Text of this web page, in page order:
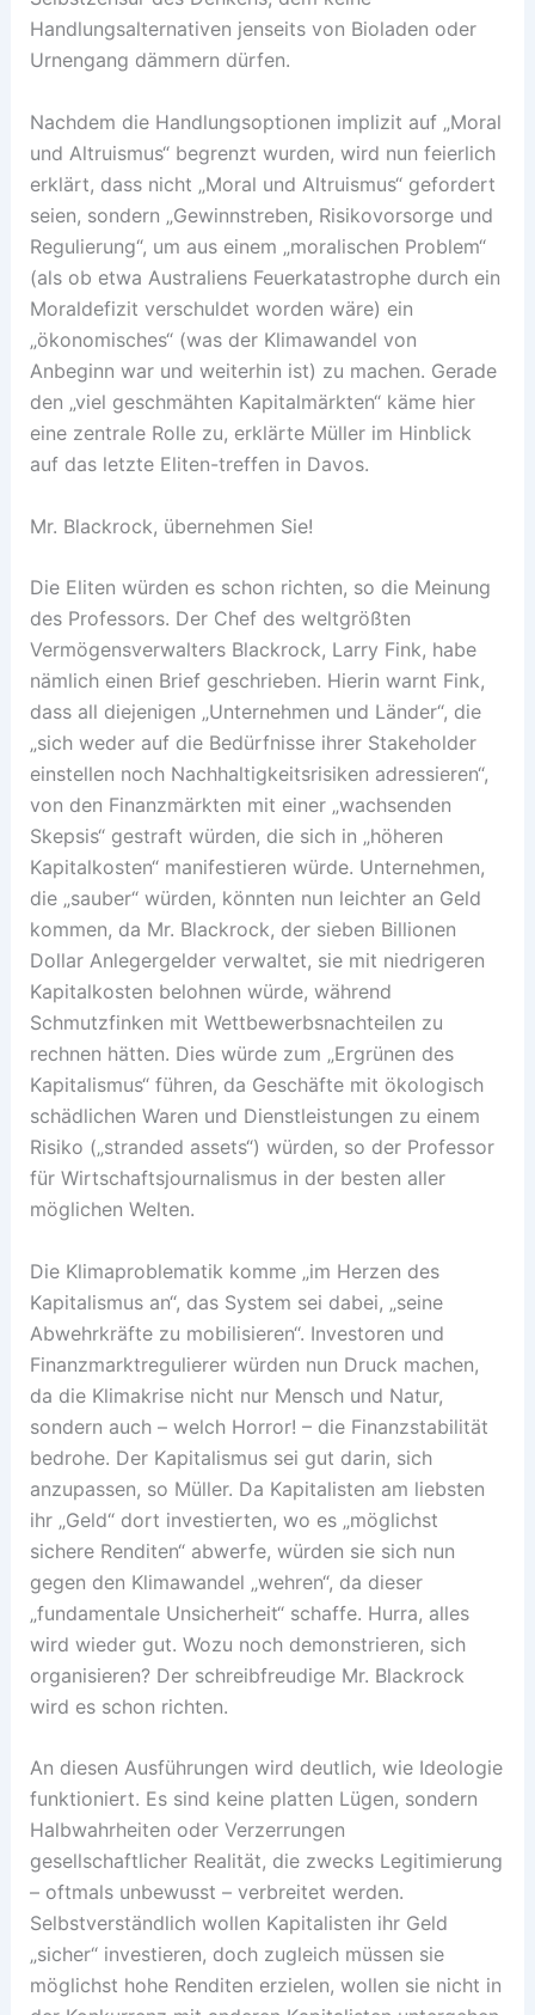
Handlungsalternativen jenseits von Bioladen oder
Urnengang dämmern dürfen.
Nachdem die Handlungsoptionen implizit auf „Moral
und Altruismus“ begrenzt wurden, wird nun feierlich
erklärt, dass nicht „Moral und Altruismus“ gefordert
seien, sondern „Gewinnstreben, Risikovorsorge und
Regulierung“, um aus einem „moralischen Problem“
(als ob etwa Australiens Feuerkatastrophe durch ein
Moraldefizit verschuldet worden wäre) ein
„ökonomisches“ (was der Klimawandel von
Anbeginn war und weiterhin ist) zu machen. Gerade
den „viel geschmähten Kapitalmärkten“ käme hier
eine zentrale Rolle zu, erklärte Müller im Hinblick
auf das letzte Eliten-treffen in Davos.
Mr. Blackrock, übernehmen Sie!
Die Eliten würden es schon richten, so die Meinung
des Professors. Der Chef des weltgrößten
Vermögensverwalters Blackrock, Larry Fink, habe
nämlich einen Brief geschrieben. Hierin warnt Fink,
dass all diejenigen „Unternehmen und Länder“, die
„sich weder auf die Bedürfnisse ihrer Stakeholder
einstellen noch Nachhaltigkeitsrisiken adressieren“,
von den Finanzmärkten mit einer „wachsenden
Skepsis“ gestraft würden, die sich in „höheren
Kapitalkosten“ manifestieren würde. Unternehmen,
die „sauber“ würden, könnten nun leichter an Geld
kommen, da Mr. Blackrock, der sieben Billionen
Dollar Anlegergelder verwaltet, sie mit niedrigeren
Kapitalkosten belohnen würde, während
Schmutzfinken mit Wettbewerbsnachteilen zu
rechnen hätten. Dies würde zum „Ergrünen des
Kapitalismus“ führen, da Geschäfte mit ökologisch
schädlichen Waren und Dienstleistungen zu einem
Risiko („stranded assets“) würden, so der Professor
für Wirtschaftsjournalismus in der besten aller
möglichen Welten.
Die Klimaproblematik komme „im Herzen des
Kapitalismus an“, das System sei dabei, „seine
Abwehrkräfte zu mobilisieren“. Investoren und
Finanzmarktregulierer würden nun Druck machen,
da die Klimakrise nicht nur Mensch und Natur,
sondern auch – welch Horror! – die Finanzstabilität
bedrohe. Der Kapitalismus sei gut darin, sich
anzupassen, so Müller. Da Kapitalisten am liebsten
ihr „Geld“ dort investierten, wo es „möglichst
sichere Renditen“ abwerfe, würden sie sich nun
gegen den Klimawandel „wehren“, da dieser
„fundamentale Unsicherheit“ schaffe. Hurra, alles
wird wieder gut. Wozu noch demonstrieren, sich
organisieren? Der schreibfreudige Mr. Blackrock
wird es schon richten.
An diesen Ausführungen wird deutlich, wie Ideologie
funktioniert. Es sind keine platten Lügen, sondern
Halbwahrheiten oder Verzerrungen
gesellschaftlicher Realität, die zwecks Legitimierung
– oftmals unbewusst – verbreitet werden.
Selbstverständlich wollen Kapitalisten ihr Geld
„sicher“ investieren, doch zugleich müssen sie
möglichst hohe Renditen erzielen, wollen sie nicht in